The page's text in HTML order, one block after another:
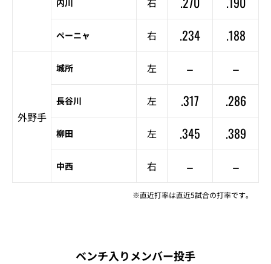
内川
ペーニャ 右 .234 .188
外野手
城所 左 – –
長谷川 左 .317 .286
柳田 左 .345 .389
中西 右 – –
※直近打率は直近5試合の打率です。
ベンチ入りメンバー投手